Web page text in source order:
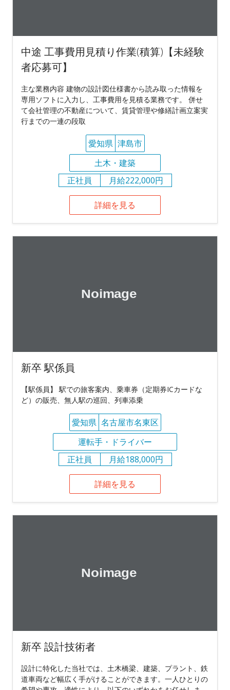
中途 工事費用見積り作業(積算)【未経験
者応募可】
主な業務内容 建物の設計図仕様書から読み取った情報を
専用ソフトに入力し、工事費用を見積る業務です。 併せ
て会社管理の不動産について、賃貸管理や修繕計画立案実
行までの一連の段取
愛知県 津島市
土木・建築
正社員
月給222,000円
詳細を見る
新卒 駅係員
【駅係員】 駅での旅客案内、乗車券（定期券ICカードな
ど）の販売、無人駅の巡回、列車添乗
愛知県 名古屋市名東区
運転手・ドライバー
正社員
月給188,000円
詳細を見る
新卒 設計技術者
設計に特化した当社では、土木橋梁、建築、プラント、鉄
道車両など幅広く手がけることができます。一人ひとりの